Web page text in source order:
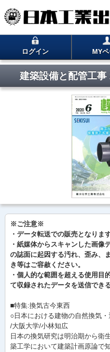
ログイン MY
建築設備と配管工
※ご注意※
・データ転送での販売となりま
・紙媒体からスキャンした画
の誌面に起因する汚れ、歪み、
き等はご容赦ください。
・個人的な範囲を超える使用目
て収録されたデータを送信でき
■特集:換気古今東西
○日本における建物の自然換気
/大阪大学/小林知広
日本の換気研究は明治期から衛
築工学において建築計画原論で